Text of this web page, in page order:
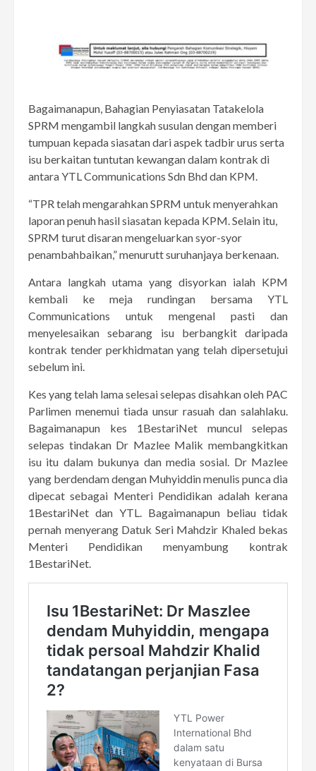
Bagaimanapun, Bahagian Penyiasatan Tatakelola
SPRM mengambil langkah susulan dengan memberi
tumpuan kepada siasatan dari aspek tadbir urus serta
isu berkaitan tuntutan kewangan dalam kontrak di
antara YTL Communications Sdn Bhd dan KPM.
“TPR telah mengarahkan SPRM untuk menyerahkan
laporan penuh hasil siasatan kepada KPM. Selain itu,
SPRM turut disaran mengeluarkan syor-syor
penambahbaikan,” menurutt suruhanjaya berkenaan.
Antara langkah utama yang disyorkan ialah KPM
kembali ke meja rundingan bersama YTL
Communications untuk mengenal pasti dan
menyelesaikan sebarang isu berbangkit daripada
kontrak tender perkhidmatan yang telah dipersetujui
sebelum ini.
Kes yang telah lama selesai selepas disahkan oleh PAC
Parlimen menemui tiada unsur rasuah dan salahlaku.
Bagaimanapun kes 1BestariNet muncul selepas
selepas tindakan Dr Mazlee Malik membangkitkan
isu itu dalam bukunya dan media sosial. Dr Mazlee
yang berdendam dengan Muhyiddin menulis punca dia
dipecat sebagai Menteri Pendidikan adalah kerana
1BestariNet dan YTL. Bagaimanapun beliau tidak
pernah menyerang Datuk Seri Mahdzir Khaled bekas
Menteri Pendidikan menyambung kontrak
1BestariNet.